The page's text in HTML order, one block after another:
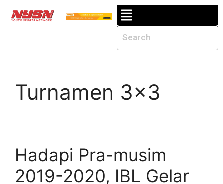
Turnamen 3×3
Hadapi Pra-musim
2019-2020, IBL Gelar